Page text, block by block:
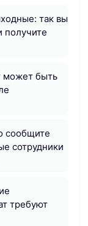
так вы
получите
может быть
сообщите
сотрудники
требуют